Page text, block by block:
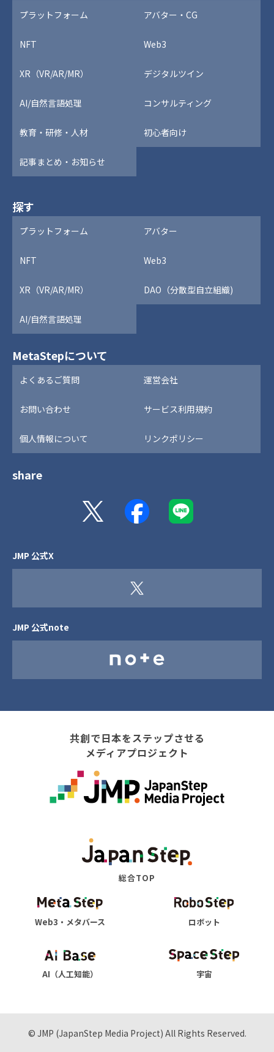
プラットフォーム アバター・CG
NFT Web3
XR（VR/AR/MR） デジタルツイン
AI/自然言語処理 コンサルティング
教育・研修・人材 初心者向け
記事まとめ・お知らせ
探す
プラットフォーム アバター
NFT Web3
XR（VR/AR/MR） DAO（分散型自立組織)
AI/自然言語処理
MetaStepについて
よくあるご質問 運営会社
お問い合わせ サービス利用規約
個人情報について リンクポリシー
share
JMP 公式X
JMP 公式note
共創で日本をステップさせる
メディアプロジェクト
総合TOP
Web3・メタバース ロボット
AI（人工知能） 宇宙
© JMP (JapanStep Media Project) All Rights Reserved.